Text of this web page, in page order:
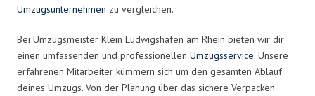
Umzugsunternehmen zu vergleichen.
Bei Umzugsmeister Klein Ludwigshafen am Rhein bieten wir dir
einen umfassenden und professionellen Umzugsservice. Unsere
erfahrenen Mitarbeiter kümmern sich um den gesamten Ablauf
deines Umzugs. Von der Planung über das sichere Verpacken